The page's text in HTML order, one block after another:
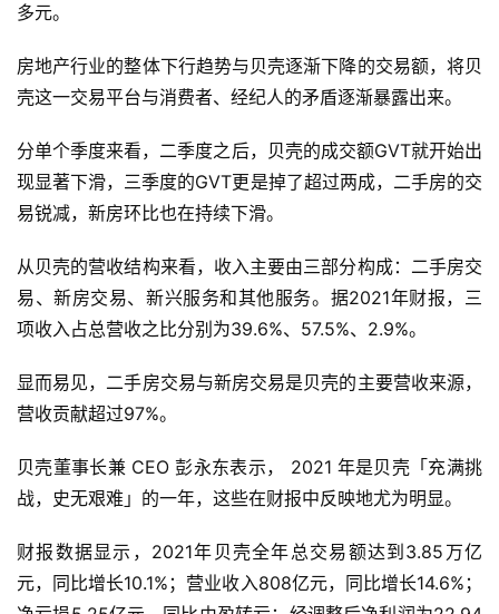
多元。
房地产行业的整体下行趋势与贝壳逐渐下降的交易额，将贝
壳这一交易平台与消费者、经纪人的矛盾逐渐暴露出来。
分单个季度来看，二季度之后，贝壳的成交额GVT就开始出
现显著下滑，三季度的GVT更是掉了超过两成，二手房的交
易锐减，新房环比也在持续下滑。
从贝壳的营收结构来看，收入主要由三部分构成：二手房交
易、新房交易、新兴服务和其他服务。据2021年财报，三
项收入占总营收之比分别为39.6%、57.5%、2.9%。
显而易见，二手房交易与新房交易是贝壳的主要营收来源，
营收贡献超过97%。
贝壳董事长兼 CEO 彭永东表示， 2021 年是贝壳「充满挑
战，史无艰难」的一年，这些在财报中反映地尤为明显。
财报数据显示，2021年贝壳全年总交易额达到3.85万亿
元，同比增长10.1%；营业收入808亿元，同比增长14.6%；